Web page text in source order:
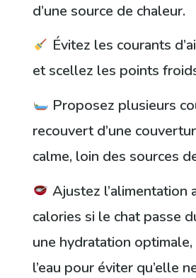
d’une source de chaleur.
Évitez les courants
et scellez les points
Proposez plusieurs
recouvert d’une
calme, loin des sources
Ajustez l’alimentation
calories si le chat passe
une hydratation
l’eau pour éviter qu’elle